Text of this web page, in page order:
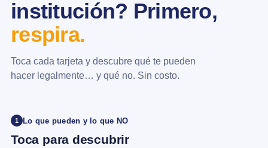
institución? Primero,
respira.
Toca cada tarjeta y descubre qué te pueden
hacer legalmente… y qué no. Sin costo.
1 Lo que pueden y lo que NO
Toca para descubrir